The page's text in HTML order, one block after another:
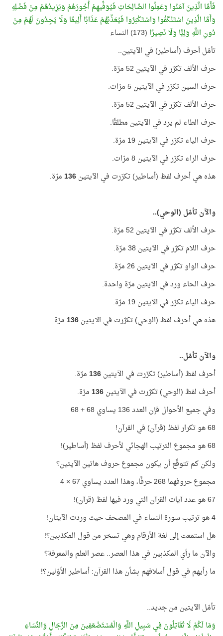
فَأَمَّا الَّذِينَ آمَنُوا وَعَمِلُوا الصَّالِحَاتِ فَيُوَفِّيهِمْ أُجُورَهُمْ وَيَزِيدُهُمْ مِنْ فَضْلِهِ
وَأَمَّا الَّذِينَ اسْتَنْكَفُوا وَاسْتَكْبَرُوا فَيُعَذِّبُهُمْ عَذَابًا أَلِيمًا وَلَا يَجِدُونَ لَهُمْ مِنْ
دُونِ اللَّهِ وَلِيًّا وَلَا نَصِيرًا (173) النساء
تأمّل أحرف (أساطير) في الآيتين..
حرف الألف تكرّر في الآيتين 52 مرّة.
حرف السين تكرّر في الآيتين 5 مرّات.
حرف الألف تكرّر في الآيتين 52 مرّة.
حرف الطاء لم يرد في الآيتين مطلقًا.
حرف الياء تكرّر في الآيتين 19 مرّة.
حرف الراء تكرّر في الآيتين 8 مرّات.
هذه هي أحرف لفظ (أساطير) تكرّرت في الآيتين136مرّة.
والآن تأمّل (الوحي)..
حرف الألف تكرّر في الآيتين 52 مرّة.
حرف اللام تكرّر في الآيتين 38 مرّة.
حرف الواو تكرّر في الآيتين 26 مرّة.
حرف الحاء ورد في الآيتين مرّة واحدة.
حرف الياء تكرّر في الآيتين 19 مرّة.
هذه هي أحرف لفظ (الوحي) تكرّرت في الآيتين136مرّة.
والآن تأمّل..
أحرف لفظ (أساطير) تكرّرت في الآيتين136مرّة.
أحرف لفظ (الوحي) تكرّرت في الآيتين136مرّة.
وفي جميع الأحوال فإن العدد 136 يساوي 68 + 68
68 هو تكرار لفظ (قرآن) في القرآن!
68 هو مجموع الترتيب الهجائي لأحرف لفظ (أساطير)!
ولكن كم تتوقّع أن يكون مجموع حروف هاتين الآيتين؟
مجموع حروفهما 268 حرفًا، وهذا العدد يساوي 67 × 4
67 هو عدد آيات القرآن التي ورد فيها لفظ (قرآن)!
4 هو ترتيب سورة النساء في المصحف حيث وردت الآيتان!
هل استمعت إلى لغة الأرقام وهي تسخر من قول المكذبين؟!
والآن ما رأي المكذبين في هذا العصر.. عصر العلم والمعرفة؟
ما رأيهم في قول أسلافهم بشأن هذا القرآن: أساطير الأوّلين؟!
تأمّل الآيتين من جديد..
وَمَا لَكُمْ لَا تُقَاتِلُونَ فِي سَبِيلِ اللَّهِ وَالْمُسْتَضْعَفِينَ مِنَ الرِّجَالِ وَالنِّسَاءِ